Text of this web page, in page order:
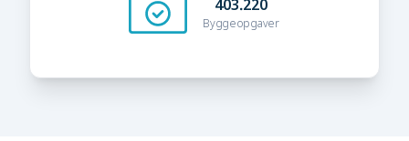
403.220
Byggeopgaver